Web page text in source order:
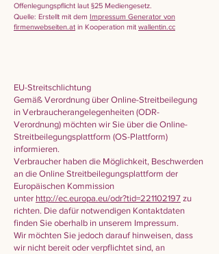
Offenlegungspflicht laut §25 Mediengesetz.
Quelle: Erstellt mit dem Impressum Generator von
firmenwebseiten.at in Kooperation mit wallentin.cc
EU-Streitschlichtung
Gemäß Verordnung über Online-Streitbeilegung
in Verbraucherangelegenheiten (ODR-
Verordnung) möchten wir Sie über die Online-
Streitbeilegungsplattform (OS-Plattform)
informieren.
Verbraucher haben die Möglichkeit, Beschwerden
an die Online Streitbeilegungsplattform der
Europäischen Kommission
unter http://ec.europa.eu/odr?tid=221102197 zu
richten. Die dafür notwendigen Kontaktdaten
finden Sie oberhalb in unserem Impressum.
Wir möchten Sie jedoch darauf hinweisen, dass
wir nicht bereit oder verpflichtet sind, an